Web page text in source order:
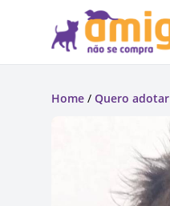
Home / Quero adotar